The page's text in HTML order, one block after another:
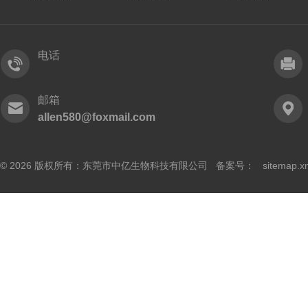
电话
邮箱
allen580@foxmail.com
© 2026 版权所有：东莞市中亿生物科技有限公司 备案号：